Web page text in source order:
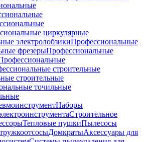
циркулярные
электролобзикиПрофессиональные
фрезерыПрофессиональные
строительные
строительные
точильные
Наборы
Строительное
Тепловые пушкиПылесосы
ДомкратыАксессуары для